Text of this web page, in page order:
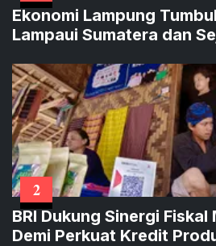
Ekonomi Lampung
Lampaui Sumatera dan
2
BRI Dukung Sinergi Fiskal
Demi Perkuat Kredit